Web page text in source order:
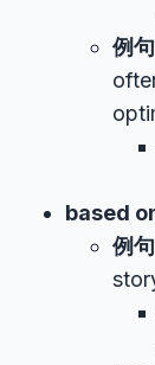
例
based
例句